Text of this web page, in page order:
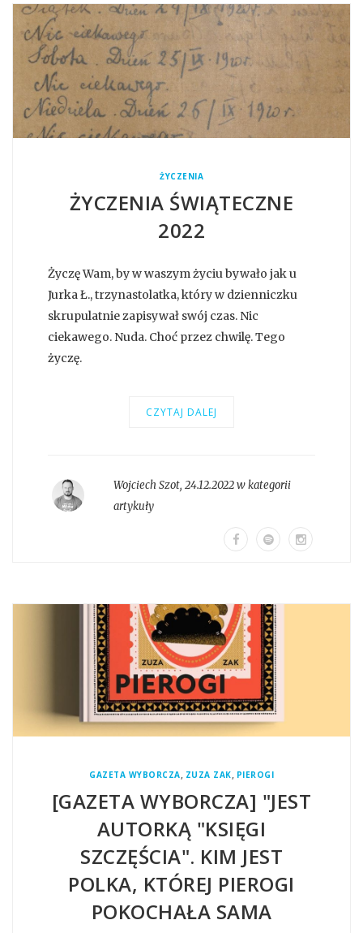
ŻYCZENIA
ŻYCZENIA ŚWIĄTECZNE
2022
Życzę Wam, by w waszym życiu bywało jak u
Jurka Ł., trzynastolatka, który w dzienniczku
skrupulatnie zapisywał swój czas. Nic
ciekawego. Nuda. Choć przez chwilę. Tego
życzę.
CZYTAJ DALEJ
Wojciech Szot, 24.12.2022 w kategorii
artykuły
GAZETA WYBORCZA, ZUZA ZAK, PIEROGI
[GAZETA WYBORCZA] "JEST
AUTORKĄ "KSIĘGI
SZCZĘŚCIA". KIM JEST
POLKA, KTÓREJ PIEROGI
POKOCHAŁA SAMA